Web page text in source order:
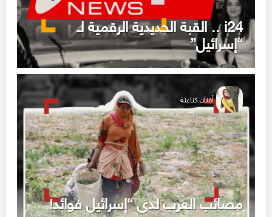
i24 .. القبة الحديدية الرقمية لـ
“إسرائيل”
أفنان كناعنة
مصائب العرب لدى “إسرائيل فوائد!